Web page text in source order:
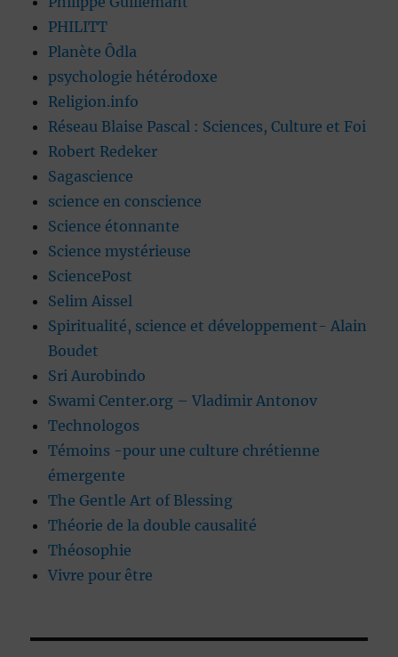
PHILITT
Planète Ôdla
psychologie hétérodoxe
Religion.info
Réseau Blaise Pascal : Sciences, Culture et Foi
Robert Redeker
Sagascience
science en conscience
Science étonnante
Science mystérieuse
SciencePost
Selim Aissel
Spiritualité, science et développement- Alain
Boudet
Sri Aurobindo
Swami Center.org – Vladimir Antonov
Technologos
Témoins -pour une culture chrétienne
émergente
The Gentle Art of Blessing
Théorie de la double causalité
Théosophie
Vivre pour être